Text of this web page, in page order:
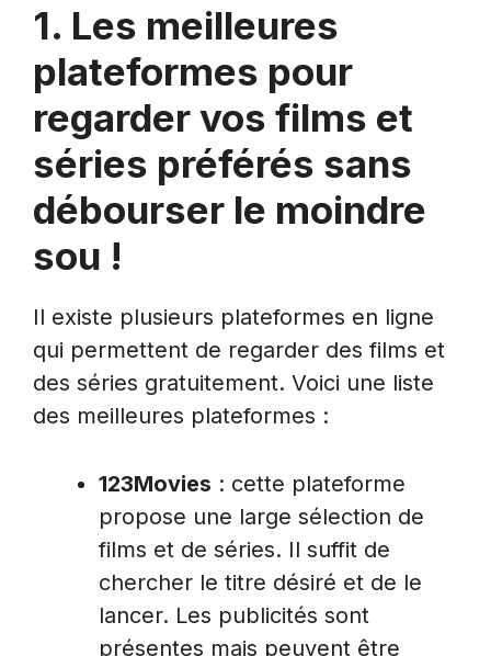
1. Les meilleures
plateformes pour
regarder vos films et
séries préférés sans
débourser le moindre
sou !
Il existe plusieurs plateformes en ligne
qui permettent de regarder des films et
des séries gratuitement. Voici une liste
des meilleures plateformes :
123Movies : cette plateforme
propose une large sélection de
films et de séries. Il suffit de
chercher le titre désiré et de le
lancer. Les publicités sont
présentes mais peuvent être